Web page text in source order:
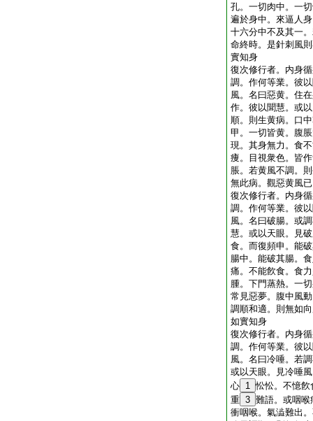
孔。一切肉中。一
遍於身中。來逼人
十六分中不及其一
命終時。是針刺風
實知身
復次修行者。内身
調。作何等業。彼
風。名曰惡黄。住
作。彼以聞慧。或
順。則生黄病。口
甲。一切皆黄。腹
現。其身無力。食
痩。目視衆色。皆
脹。若黄風不調。
無此病。觀惡黄風
復次修行者。内身
調。作何等業。彼
風。名曰破腸。或
慧。或以天眼。見
食。而復頻申。能
腸中。能破其腸。
痛。不能飮食。食
腫。下門蒸熱。一
常見惡夢。腹中風
調順和適。則無如
如實知身
復次修行者。内身
調。作何等業。彼
風。名曰冷唾。若
或以天眼。見冷唾
心 1 忪忪。不憶飮
重 3 難語。或咽喉
衝咽喉。氣澁難出